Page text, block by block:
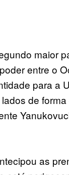
maior
entre o
para a
de
as